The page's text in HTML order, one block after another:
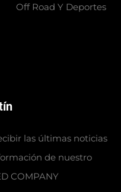
Off Road Y Deportes
las últimas noticias
de nuestro
COMPANY